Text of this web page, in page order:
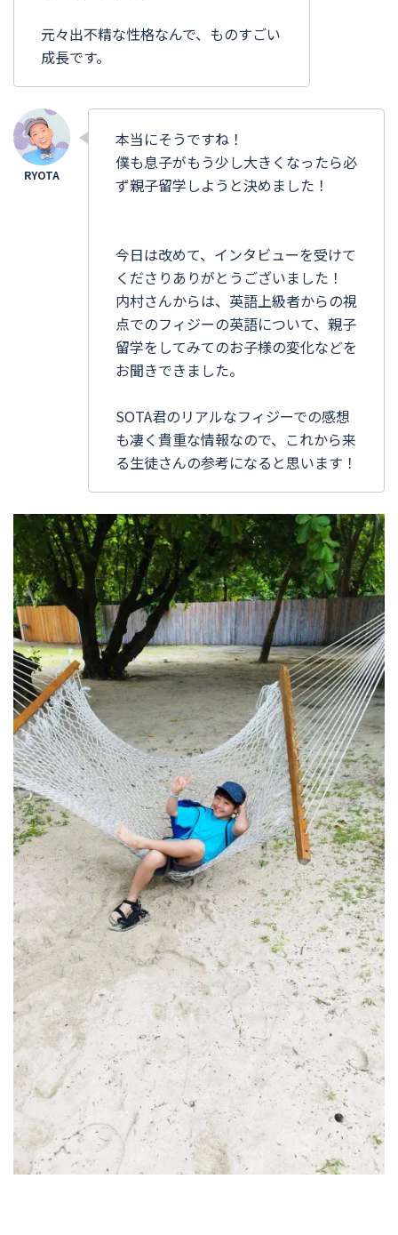
元々出不精な性格なんで、ものすごい
成長です。
本当にそうですね！
僕も息子がもう少し大きくなったら必
ず親子留学しようと決めました！
今日は改めて、インタビューを受けて
くださりありがとうございました！
内村さんからは、英語上級者からの視
点でのフィジーの英語について、親子
留学をしてみてのお子様の変化などを
お聞きできました。
SOTA君のリアルなフィジーでの感想
も凄く貴重な情報なので、これから来
る生徒さんの参考になると思います！